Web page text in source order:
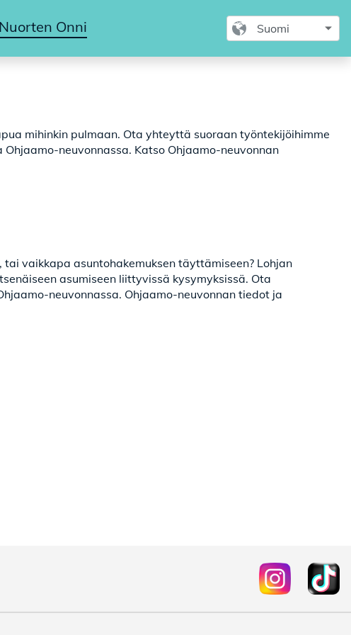
Nuorten Onni
mihinkin pulmaan. Ota yhteyttä suoraan työntekijöihimme
neuvonnassa. Katso Ohjaamo-neuvonnan
vaikkapa asuntohakemuksen täyttämiseen? Lohjan
asumiseen liittyvissä kysymyksissä. Ota
neuvonnassa. Ohjaamo-neuvonnan tiedot ja